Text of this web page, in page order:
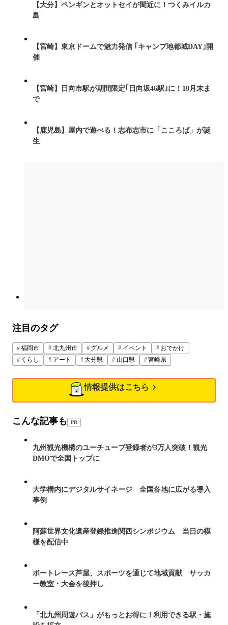
【大分】ペンギンとオットセイが間近に！つくみイルカ
島
【宮崎】東京ドームで魅力発信 ｢キャンプ地都城DAY｣開
催
【宮崎】日向市駅が期間限定｢日向坂46駅｣に！10月末ま
で
【鹿児島】屋内で遊べる！志布志市に「こころば」が誕
生
注目のタグ
福岡市 北九州市 グルメ イベント
おでかけ
くらし
アート 大分県 山口県 宮崎県
情報提供はこちら
こんな記事も PR
九州観光機構のユーチューブ登録者が3万人突破！観光
DMOで全国トップに
大学構内にデジタルサイネージ 全国各地に広がる導入
事例
阿蘇世界文化遺産登録推進関西シンポジウム 当日の模
様を配信中
ボートレース芦屋、スポーツを通じて地域貢献 サッカ
ー教室・大会を後押し
「北九州周遊パス」がもっとお得に！利用できる駅・施